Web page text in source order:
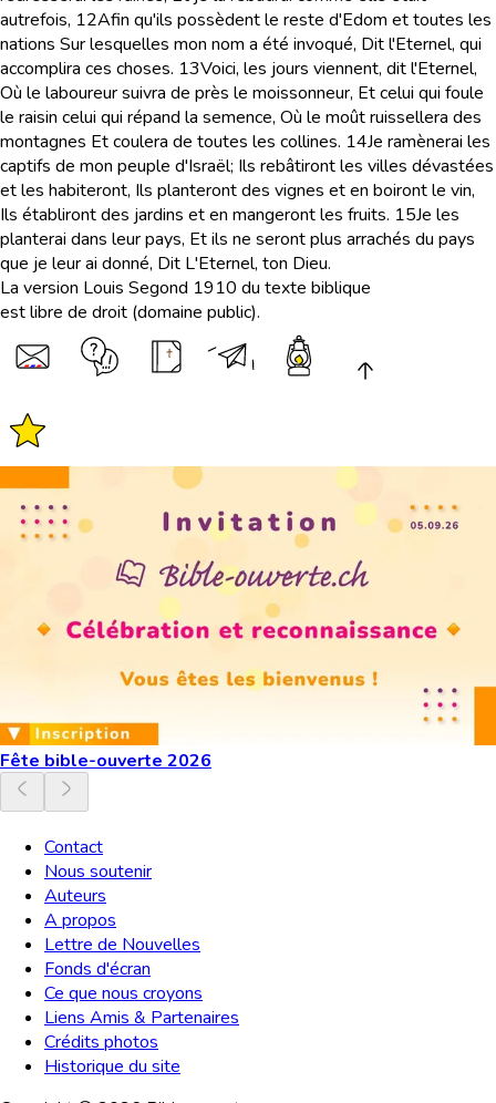
autrefois, 12Afin qu'ils possèdent le reste d'Edom et toutes les
nations Sur lesquelles mon nom a été invoqué, Dit l'Eternel, qui
accomplira ces choses. 13Voici, les jours viennent, dit l'Eternel,
Où le laboureur suivra de près le moissonneur, Et celui qui foule
le raisin celui qui répand la semence, Où le moût ruissellera des
montagnes Et coulera de toutes les collines. 14Je ramènerai les
captifs de mon peuple d'Israël; Ils rebâtiront les villes dévastées
et les habiteront, Ils planteront des vignes et en boiront le vin,
Ils établiront des jardins et en mangeront les fruits. 15Je les
planterai dans leur pays, Et ils ne seront plus arrachés du pays
que je leur ai donné, Dit L'Eternel, ton Dieu.
La version Louis Segond 1910 du texte biblique
est libre de droit (domaine public).
Fête bible-ouverte 2026
Contact
Nous soutenir
Auteurs
A propos
Lettre de Nouvelles
Fonds d'écran
Ce que nous croyons
Liens Amis & Partenaires
Crédits photos
Historique du site